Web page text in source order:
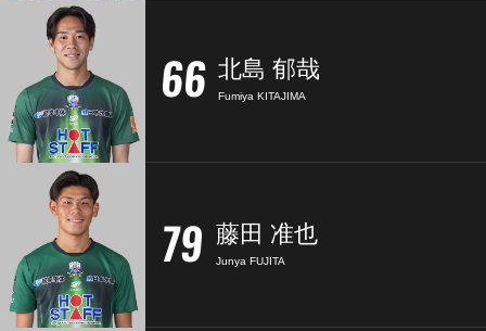
66 北島 郁哉
Fumiya KITAJIMA
79 藤田 准也
Junya FUJITA